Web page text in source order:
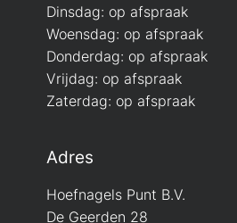
Dinsdag: op afspraak
Woensdag: op afspraak
Donderdag: op afspraak
Vrijdag: op afspraak
Zaterdag: op afspraak
Adres
Hoefnagels Punt B.V.
De Geerden 28